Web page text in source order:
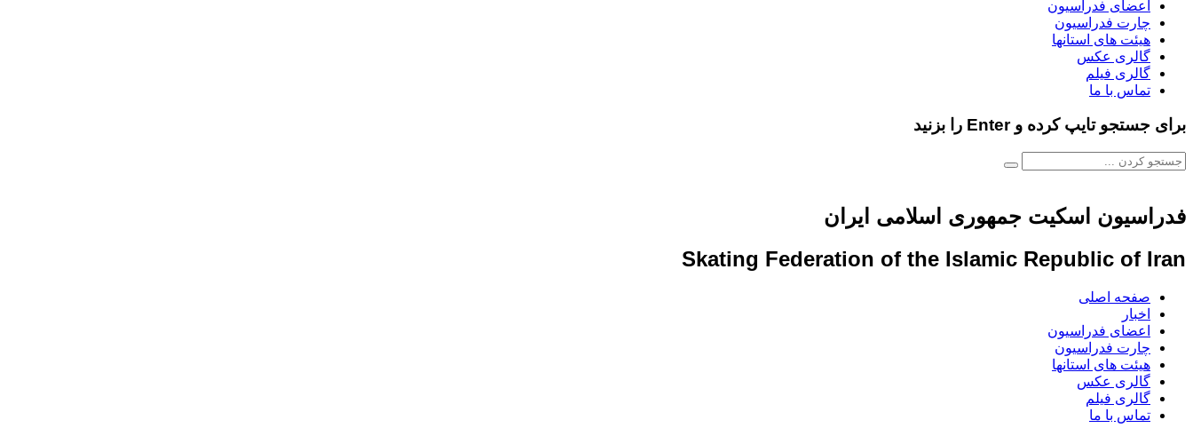
اعضای فدراسیون
چارت فدراسیون
هیئت های استانها
گالری عکس
گالری فیلم
تماس با ما
برای جستجو تایپ کرده و Enter را بزنید
فدراسیون اسکیت جمهوری اسلامی ایران
Skating Federation of the Islamic Republic of Iran
صفحه اصلی
اخبار
اعضای فدراسیون
چارت فدراسیون
هیئت های استانها
گالری عکس
گالری فیلم
تماس با ما